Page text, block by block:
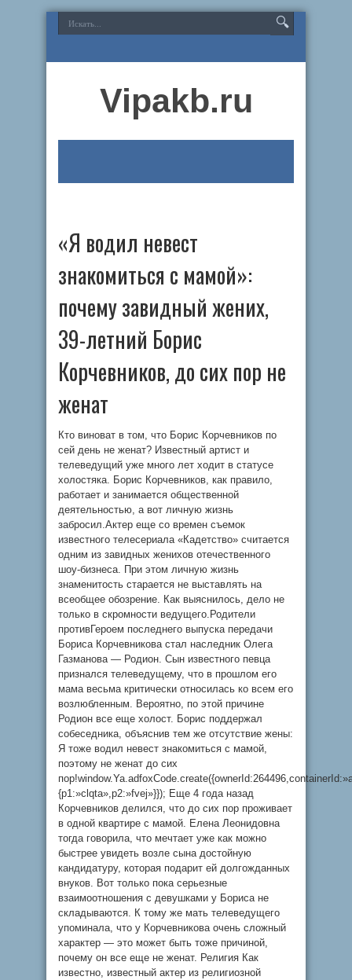
Vipakb.ru
«Я водил невест
знакомиться с мамой»:
почему завидный жених,
39-летний Борис
Корчевников, до сих пор не
женат
Кто виноват в том, что Борис Корчевников по
сей день не женат? Известный артист и
телеведущий уже много лет ходит в статусе
холостяка. Борис Корчевников, как правило,
работает и занимается общественной
деятельностью, а вот личную жизнь
забросил.Актер еще со времен съемок
известного телесериала «Кадетство» считается
одним из завидных женихов отечественного
шоу-бизнеса. При этом личную жизнь
знаменитость старается не выставлять на
всеобщее обозрение. Как выяснилось, дело не
только в скромности ведущего.Родители
противГероем последнего выпуска передачи
Бориса Корчевникова стал наследник Олега
Газманова — Родион. Сын известного певца
признался телеведущему, что в прошлом его
мама весьма критически относилась ко всем его
возлюбленным. Вероятно, по этой причине
Родион все еще холост. Борис поддержал
собеседника, объяснив тем же отсутствие жены:
Я тоже водил невест знакомиться с мамой,
поэтому не женат до сих
{p1:»clqta»,p2:»fvej»}}); Еще 4 года назад
Корчевников делился, что до сих пор проживает
в одной квартире с мамой. Елена Леонидовна
тогда говорила, что мечтает уже как можно
быстрее увидеть возле сына достойную
кандидатуру, которая подарит ей долгожданных
внуков. Вот только пока серьезные
взаимоотношения с девушками у Бориса не
складываются. К тому же мать телеведущего
упоминала, что у Корчевникова очень сложный
характер — это может быть тоже причиной,
почему он все еще не женат. Религия Как
известно, известный актер из религиозной